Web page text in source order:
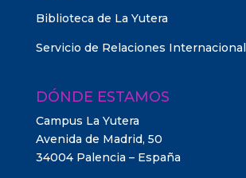
Biblioteca de La Yutera
Servicio de Relaciones
DÓNDE ESTAMOS
Campus La Yutera
Avenida de Madrid, 50
34004 Palencia – España